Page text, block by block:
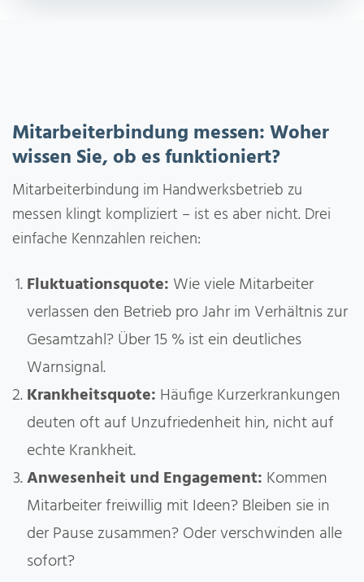
Mitarbeiterbindung messen: Woher
wissen Sie, ob es funktioniert?
Mitarbeiterbindung im Handwerksbetrieb zu
messen klingt kompliziert – ist es aber nicht. Drei
einfache Kennzahlen reichen:
Fluktuationsquote: Wie viele Mitarbeiter
verlassen den Betrieb pro Jahr im Verhältnis zur
Gesamtzahl? Über 15 % ist ein deutliches
Warnsignal.
Krankheitsquote: Häufige Kurzerkrankungen
deuten oft auf Unzufriedenheit hin, nicht auf
echte Krankheit.
Anwesenheit und Engagement: Kommen
Mitarbeiter freiwillig mit Ideen? Bleiben sie in
der Pause zusammen? Oder verschwinden alle
sofort?